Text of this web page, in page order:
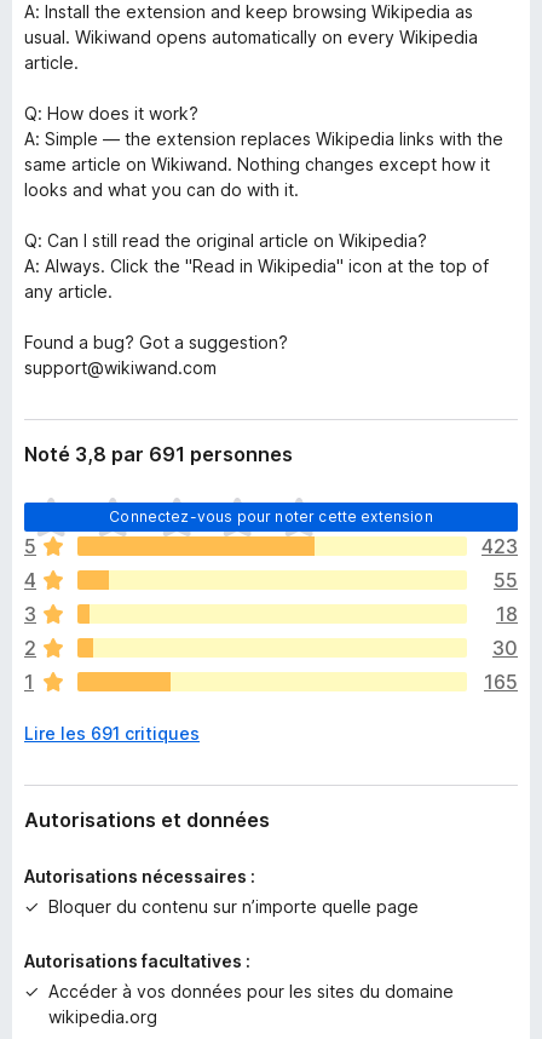
A: Install the extension and keep browsing Wikipedia as
usual. Wikiwand opens automatically on every Wikipedia
article.
Q: How does it work?
A: Simple — the extension replaces Wikipedia links with the
same article on Wikiwand. Nothing changes except how it
looks and what you can do with it.
Q: Can I still read the original article on Wikipedia?
A: Always. Click the "Read in Wikipedia" icon at the top of
any article.
Found a bug? Got a suggestion?
support@wikiwand.com
Noté 3,8 par 691 personnes
Connectez-vous pour noter cette extension
I
l
n
’
y
a
a
u
u
e
n
t
p
u
r
5
423
4
55
3
18
2
30
1
165
Lire les 691 critiques
Autorisations et données
Autorisations nécessaires :
Bloquer du contenu sur n’importe quelle page
Autorisations facultatives :
Accéder à vos données pour les sites du domaine
wikipedia.org